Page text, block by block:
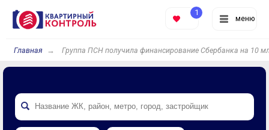
меню
1
Главная Группа ПСН получила финансирование Сбербанка на 10